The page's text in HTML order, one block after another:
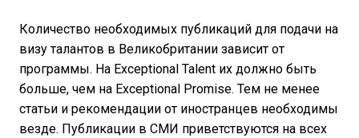
Количество необходимых публикаций для подачи на
визу талантов в Великобритании зависит от
программы. На Exceptional Talent их должно быть
больше, чем на Exceptional Promise. Тем не менее
статьи и рекомендации от иностранцев необходимы
везде. Публикации в СМИ приветствуются на всех